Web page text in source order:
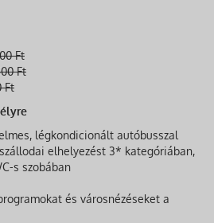
Ft
Ft
Ft
légkondicionált autóbusszal
elhelyezést 3* kategóriában,
s szobában
és városnézéseket a